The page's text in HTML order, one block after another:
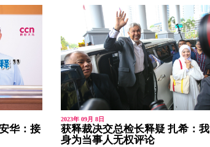
华：接
2023年 09月 8日
获释裁决交总检长释疑 扎希：我
身为当事人无权评论